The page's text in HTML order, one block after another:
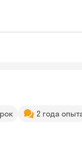
2 года